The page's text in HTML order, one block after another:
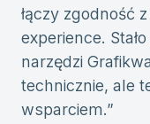
łączy zgodność
experience.
narzędzi
technicznie, ale
wsparciem.”